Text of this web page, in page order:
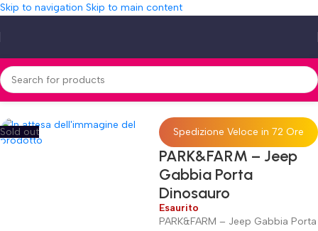
Skip to navigation Skip to main content
Home»Shop»PARK&FARM – Jeep Gabbia Porta Dinosauro
Sold out Spedizione Veloce in 72 Ore
PARK&FARM – Jeep
Gabbia Porta
Dinosauro
Esaurito
PARK&FARM – Jeep Gabbia Porta